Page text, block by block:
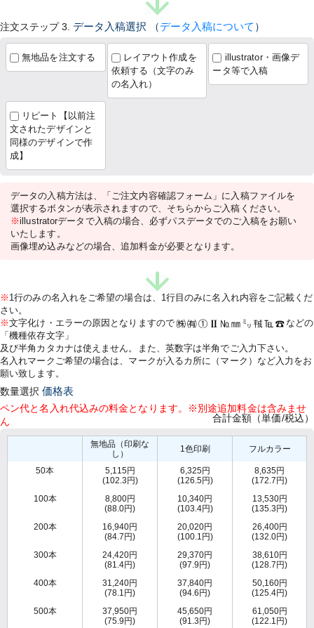
注文ステップ 3. データ入稿選択 （データ入稿について ）
無地品を注文する
レイアウト作成を
依頼する（文字のみ
の名入れ）
illustrator・画像デ
ータ等で入稿
リピート【以前注
文されたデザインと
同様のデザインで作
成】
データの入稿方法は、「ご注文内容確認フォーム」に入稿ファイルを
選択するボタンが表示されますので、そちらからご入稿ください。
※illustratorデータで入稿の場合、必ずパスデータでのご入稿をお願い
いたします。
画像埋め込みなどの場合、追加料金が必要となります。
※ 1行のみの名入れをご希望の場合は、1行目のみに名入れ内容をご記載くだ
さい。
※文字化け・エラーの原因となりますので
などの
「機種依存文字」
及び半角カタカナは使えません。また、英数字は半角でご入力下さい。
名入れマークご希望の場合は、マークが入るカ所に（マーク）など入力をお
願い致します。
数量選択 価格表
ペン代と名入れ代込みの料金となります。※別途追加料金は含みませ
ん
合計金額（単価/税込）
無地品（印刷な
し）
1色印刷 フルカラー
50本
5,115円
(102.3円)
6,325円
(126.5円)
8,635円
(172.7円)
100本
8,800円
(88.0円)
10,340円
(103.4円)
13,530円
(135.3円)
200本
16,940円
(84.7円)
20,020円
(100.1円)
26,400円
(132.0円)
300本
24,420円
(81.4円)
29,370円
(97.9円)
38,610円
(128.7円)
400本
31,240円
(78.1円)
37,840円
(94.6円)
50,160円
(125.4円)
500本
37,950円
(75.9円)
45,650円
(91.3円)
61,050円
(122.1円)